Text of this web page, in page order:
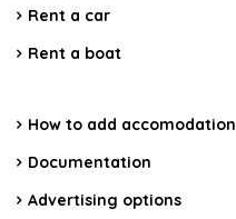
Rent a car
Rent a boat
How to add accomodation
Documentation
Advertising options